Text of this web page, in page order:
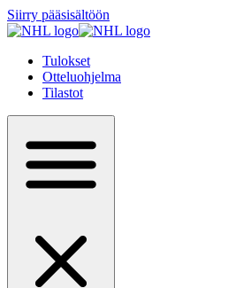
Siirry pääsisältöön
Tulokset
Otteluohjelma
Tilastot